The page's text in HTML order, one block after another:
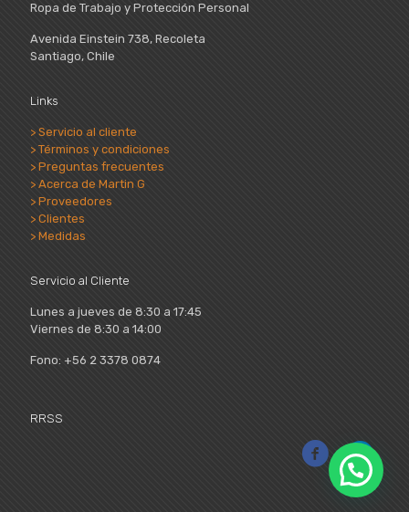
Ropa de Trabajo y Protección Personal
Avenida Einstein 738, Recoleta
Santiago, Chile
Links
> Servicio al cliente
> Términos y condiciones
> Preguntas frecuentes
> Acerca de Martin G
> Proveedores
> Clientes
> Medidas
Servicio al Cliente
Lunes a jueves de 8:30 a 17:45
Viernes de 8:30 a 14:00
Fono: +56 2 3378 0874
RRSS